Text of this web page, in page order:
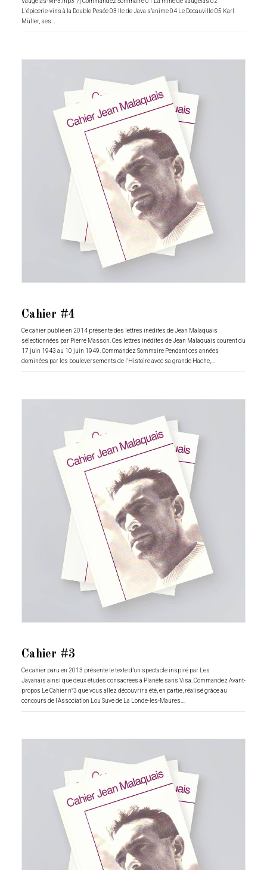
L’épicerie-vins à la Double Pesée 03 Ile de Java s’anime 04 Le Decauville 05 Karl
Müller, ses…
Cahier #4
Ce cahier publié en 2014 présente des lettres inédites de Jean Malaquais
sélectionnées par Pierre Masson. Ces lettres inédites de Jean Malaquais courent du
17 juin 1943 au 10 juin 1949. Commandez Sommaire Pendant ces années
dominées par les bouleversements de l’Histoire avec sa grande Hache,…
Cahier #3
Ce cahier paru en 2013 présente le texte d’un spectacle inspiré par Les
Javanais ainsi que deux études consacrées à Planète sans Visa. Commandez Avant-
propos Le Cahier n°3 que vous allez découvrir a été, en partie, réalisé grâce au
concours de l’Association Lou Suve de La Londe-les-Maures.…